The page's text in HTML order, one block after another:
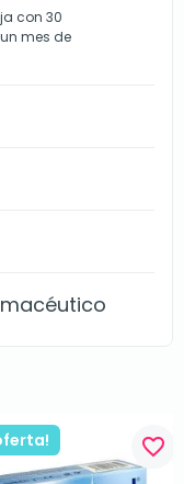
con 30
mes de
favorite_border